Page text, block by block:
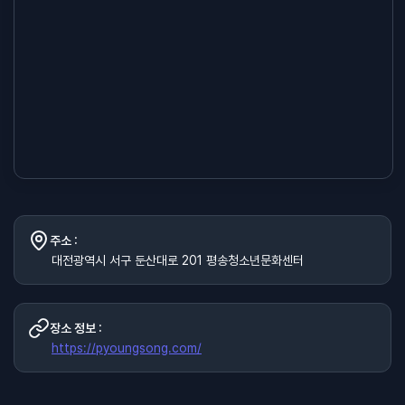
주소 :
대전광역시 서구 둔산대로 201 평송청소년문화센터
장소 정보 :
https://pyoungsong.com/